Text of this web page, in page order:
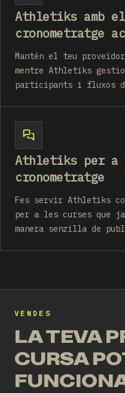
Athletiks amb
cronometratge
Mantén el teu
mentre Athletiks
participants i fluxos
Athletiks per a
cronometratge
Fes servir Athletiks
per a les curses que ja
manera senzilla de
VENDES
LA TEVA
CURSA